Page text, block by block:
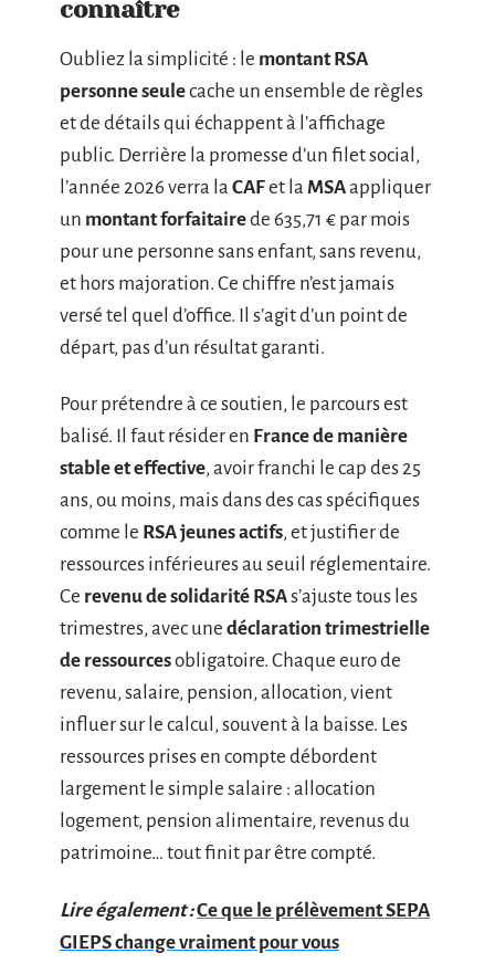
connaître
Oubliez la simplicité : le montant RSA
personne seulecache un ensemble de règles
et de détails qui échappent à l’affichage
public. Derrière la promesse d’un filet social,
l’année 2026 verra la CAFet la MSAappliquer
un montant forfaitairede 635,71 € par mois
pour une personne sans enfant, sans revenu,
et hors majoration. Ce chiffre n’est jamais
versé tel quel d’office. Il s’agit d’un point de
départ, pas d’un résultat garanti.
Pour prétendre à ce soutien, le parcours est
balisé. Il faut résider en France de manière
stable et effective, avoir franchi le cap des 25
ans, ou moins, mais dans des cas spécifiques
comme le RSA jeunes actifs, et justifier de
ressources inférieures au seuil réglementaire.
Ce revenu de solidarité RSAs’ajuste tous les
trimestres, avec une déclaration trimestrielle
de ressourcesobligatoire. Chaque euro de
revenu, salaire, pension, allocation, vient
influer sur le calcul, souvent à la baisse. Les
ressources prises en compte débordent
largement le simple salaire : allocation
logement, pension alimentaire, revenus du
patrimoine… tout finit par être compté.
Lire également :Ce que le prélèvement SEPA
GIEPS change vraiment pour vous